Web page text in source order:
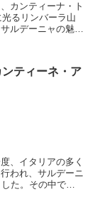
カンティーナ・ト
るリンバーラ山
ルデーニャの魅力
ティーネ・ア
、イタリアの多く
われ、サルデーニ
た。その中で、